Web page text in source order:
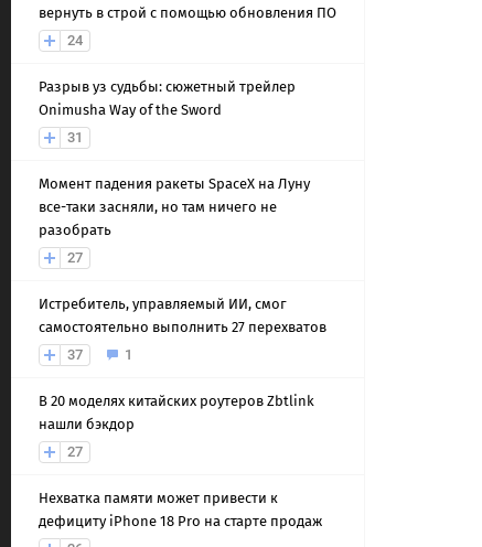
вернуть в строй с помощью обновления ПО
24
Разрыв уз судьбы: сюжетный трейлер
Onimusha Way of the Sword
31
Момент падения ракеты SpaceX на Луну
все-таки засняли, но там ничего не
разобрать
27
Истребитель, управляемый ИИ, смог
самостоятельно выполнить 27 перехватов
37
1
В 20 моделях китайских роутеров Zbtlink
нашли бэкдор
27
Нехватка памяти может привести к
дефициту iPhone 18 Pro на старте продаж